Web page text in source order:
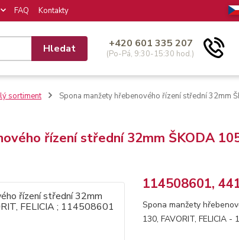
FAQ Kontakty
Hledat +420 601 335 207
(Po-Pá, 9:30-15:30 hod.)
sortiment
Spona manžety hřebenového řízení střední 32mm
řízení střední 32mm ŠKODA
114508601,
Spona manžety
130, FAVORIT, FELICIA -